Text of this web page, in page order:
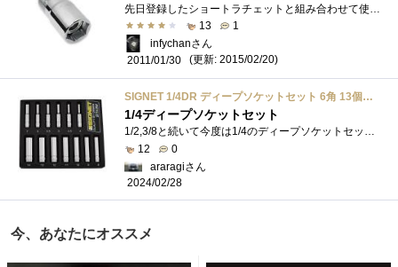
13
1
infychanさん
2011/01/30
(更新: 2015/02/20)
SIGNET 1/4DR ディープソケットセット 6角 13個組 トレー付 11432 シグネット 工具 6.35mm
1/4ディープソケットセット
1/2,3/8と続いて今度は1/4のディープソケットセットです。こちらも同じくSIGNET製です。4mm,4.5mm,5mm,5.5mm,6mm,7mm,8mm,9mm,10mm,11mm,12mm,13mm,14mm,の13種類のセッ�...
12
0
araragiさん
2024/02/28
今、あなたにオススメ